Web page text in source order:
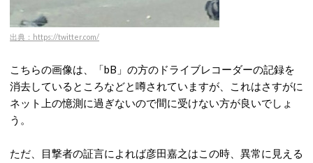
出典：https://twitter.com/
こちらの画像は、「bB」の方のドライブレコーダーの記録を
消去しているところなどと噂されていますが、これはさすがに
ネット上の憶測に過ぎないので間に受けない方が良いでしょ
う。
ただ、目撃者の証言によれば彦田嘉之はこの時、異常に見える